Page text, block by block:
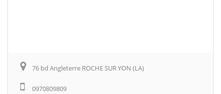
76 bd Angleterre ROCHE SUR YON (LA)
0970809809